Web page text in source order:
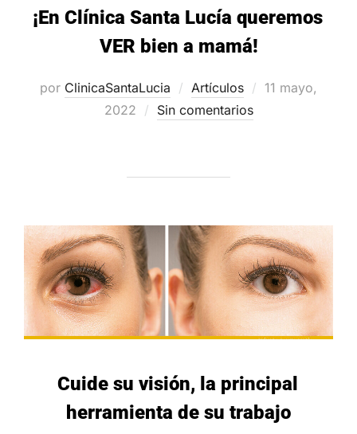
¡En Clínica Santa Lucía queremos
VER bien a mamá!
por ClinicaSantaLucia Artículos
Publicado
11 mayo,
2022
Sin comentarios
Cuide su visión, la principal
herramienta de su trabajo